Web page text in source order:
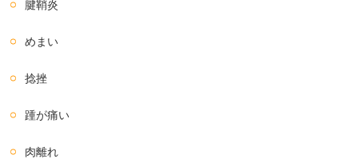
腱鞘炎
めまい
捻挫
踵が痛い
肉離れ